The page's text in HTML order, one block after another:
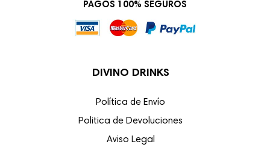
PAGOS 100% SEGUROS
DIVINO DRINKS
Política de Envío
Politica de Devoluciones
Aviso Legal